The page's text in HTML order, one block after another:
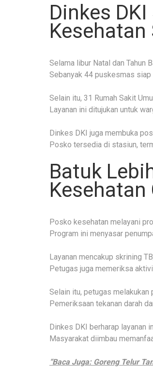
Dinkes
Kesehatan
Selama libur Natal dan Tahun
Sebanyak 44 puskesmas siap
Selain itu, 31 Rumah Sakit
Layanan ini ditujukan untuk
Dinkes DKI juga membuka
Posko tersedia di stasiun,
Batuk
Kesehatan
Posko kesehatan melayani
Program ini menyasar
Layanan mencakup skrining
Petugas juga memeriksa
Selain itu, petugas melakukan
Pemeriksaan tekanan darah
Dinkes DKI berharap layanan
Masyarakat diimbau
“Baca Juga: Goreng Telur